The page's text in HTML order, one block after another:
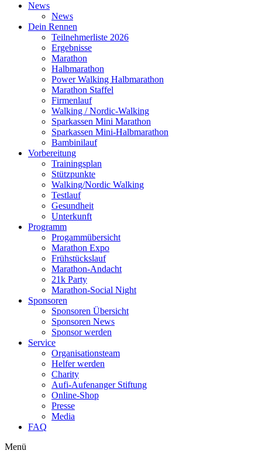
News
News
Dein Rennen
Teilnehmerliste 2026
Ergebnisse
Marathon
Halbmarathon
Power Walking Halbmarathon
Marathon Staffel
Firmenlauf
Walking / Nordic-Walking
Sparkassen Mini Marathon
Sparkassen Mini-Halbmarathon
Bambinilauf
Vorbereitung
Trainingsplan
Stützpunkte
Walking/Nordic Walking
Testlauf
Gesundheit
Unterkunft
Programm
Progammübersicht
Marathon Expo
Frühstückslauf
Marathon-Andacht
21k Party
Marathon-Social Night
Sponsoren
Sponsoren Übersicht
Sponsoren News
Sponsor werden
Service
Organisationsteam
Helfer werden
Charity
Aufi-Aufenanger Stiftung
Online-Shop
Presse
Media
FAQ
Menü